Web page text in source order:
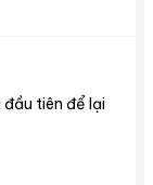
đầu tiên để lại